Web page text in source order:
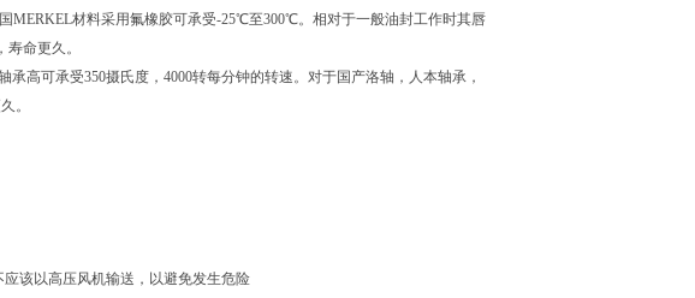
MERKEL材料采用氟橡胶可承受-25℃至300℃。相对于一般油封工作时其唇
命更久。
高可承受350摄氏度，4000转每分钟的转速。对于国产洛轴，人本轴承，
。
该以高压风机输送，以避免发生危险